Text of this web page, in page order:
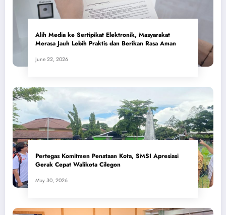
Alih Media ke Sertipikat Elektronik, Masyarakat
Merasa Jauh Lebih Praktis dan Berikan Rasa Aman
June 22, 2026
Pertegas Komitmen Penataan Kota, SMSI Apresiasi
Gerak Cepat Walikota Cilegon
May 30, 2026